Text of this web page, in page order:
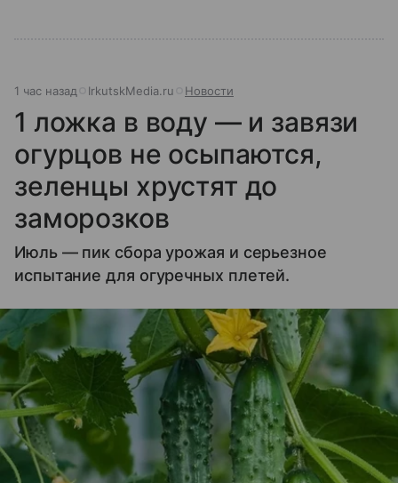
1 час назад IrkutskMedia.ru Новости
1 ложка в воду — и завязи
огурцов не осыпаются,
зеленцы хрустят до
заморозков
Июль — пик сбора урожая и серьезное
испытание для огуречных плетей.